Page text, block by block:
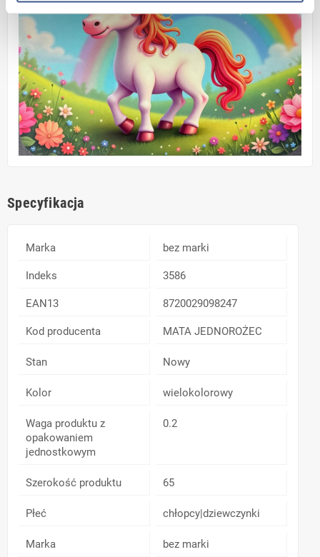
Specyfikacja
Marka bez marki
Indeks 3586
EAN13 8720029098247
Kod producenta MATA JEDNOROŻEC
Stan Nowy
Kolor wielokolorowy
Waga produktu z
opakowaniem
jednostkowym
0.2
Szerokość produktu 65
Płeć chłopcy|dziewczynki
Marka bez marki